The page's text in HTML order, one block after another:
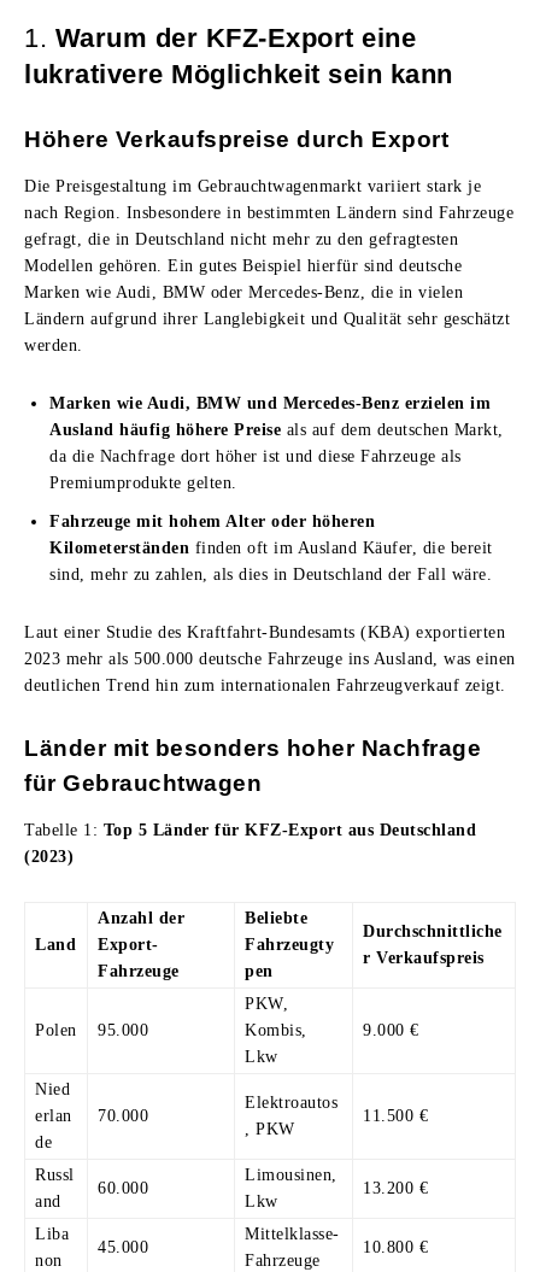
1. Warum der KFZ-Export eine
lukrativere Möglichkeit sein kann
Höhere Verkaufspreise durch Export
Die Preisgestaltung im Gebrauchtwagenmarkt variiert stark je
nach Region. Insbesondere in bestimmten Ländern sind Fahrzeuge
gefragt, die in Deutschland nicht mehr zu den gefragtesten
Modellen gehören. Ein gutes Beispiel hierfür sind deutsche
Marken wie Audi, BMW oder Mercedes-Benz, die in vielen
Ländern aufgrund ihrer Langlebigkeit und Qualität sehr geschätzt
werden.
Marken wie Audi, BMW und Mercedes-Benz erzielen im
Ausland häufig höhere Preise als auf dem deutschen Markt,
da die Nachfrage dort höher ist und diese Fahrzeuge als
Premiumprodukte gelten.
Fahrzeuge mit hohem Alter oder höheren
Kilometerständen finden oft im Ausland Käufer, die bereit
sind, mehr zu zahlen, als dies in Deutschland der Fall wäre.
Laut einer Studie des Kraftfahrt-Bundesamts (KBA) exportierten
2023 mehr als 500.000 deutsche Fahrzeuge ins Ausland, was einen
deutlichen Trend hin zum internationalen Fahrzeugverkauf zeigt.
Länder mit besonders hoher Nachfrage
für Gebrauchtwagen
Tabelle 1: Top 5 Länder für KFZ-Export aus Deutschland
(2023)
Land
Anzahl der
Export-
Fahrzeuge
Beliebte
Fahrzeugty
pen
Durchschnittliche
r Verkaufspreis
Polen 95.000
PKW,
Kombis,
Lkw
9.000 €
Nied
erlan
de
70.000
Elektroautos
, PKW
11.500 €
Russl
and
60.000
Limousinen,
Lkw
13.200 €
Liba
non
45.000
Mittelklasse-
Fahrzeuge
10.800 €